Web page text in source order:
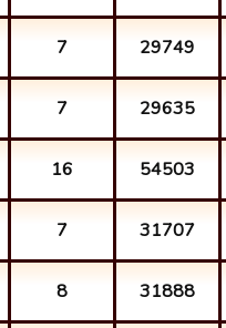
7 29749
7 29635
16 54503
7 31707
8 31888